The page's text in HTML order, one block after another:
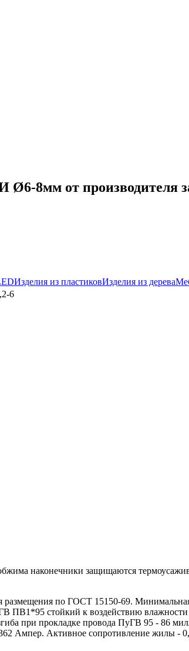
8мм от производителя
Изделия из пластиковИзделия из дерева
6
наконечники защищаются
по ГОСТ 15150-69.
ПВ1*95 стойкий к воздействию влажности
при прокладке провода ПуГВ 95 - 86
Ампер. Активное сопротивление жилы -